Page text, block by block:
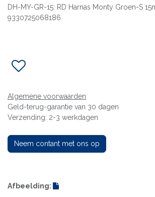
DH-MY-GR-15: RD Harnas Monty Groen-S
9330725068186
Algemene voorwaarden
Geld-terug-garantie van 30 dagen
Verzending: 2-3 werkdagen
Neem contant met ons op
Afbeelding: